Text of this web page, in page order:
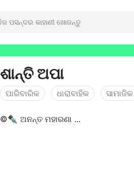
ଶାନ୍ତି ଅପା
ପାରିବାରିକ ଧାରାବାହିକ ସାମାଜିକ
©✒️ ଅନନ୍ତ ମହାରଣା ...